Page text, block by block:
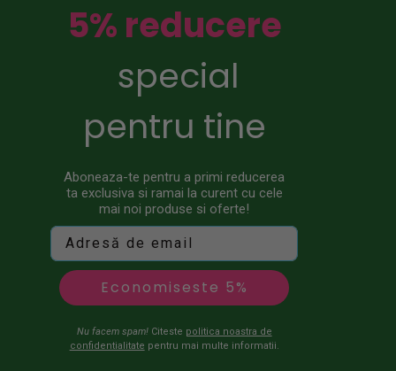
5% reducere
special
pentru tine
Aboneaza-te pentru a primi reducerea
ta exclusiva si ramai la curent cu cele
mai noi produse si oferte!
Economiseste 5%
Nu facem spam!Citeste politica noastra de
confidentialitate pentru mai multe informatii.